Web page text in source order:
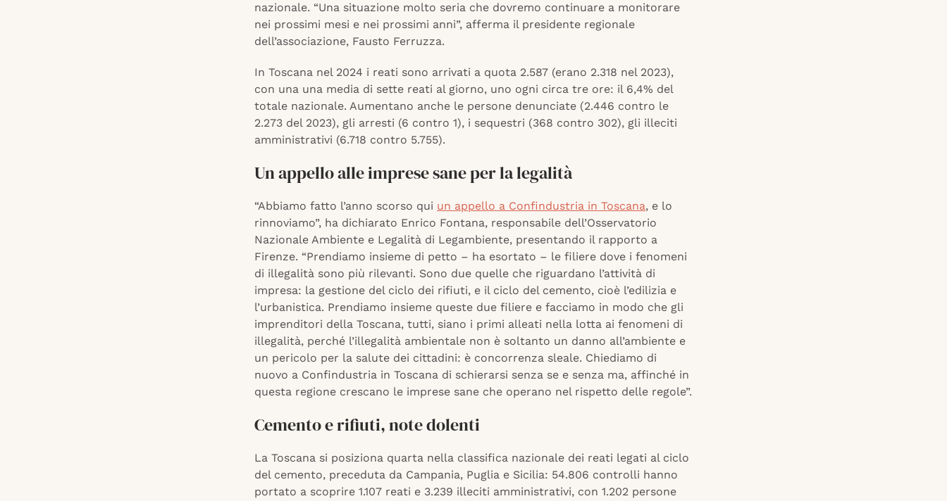
nazionale. “Una situazione molto seria che dovremo continuare a monitorare
nei prossimi mesi e nei prossimi anni”, afferma il presidente regionale
dell’associazione, Fausto Ferruzza.
In Toscana nel 2024 i reati sono arrivati a quota 2.587 (erano 2.318 nel 2023),
con una una media di sette reati al giorno, uno ogni circa tre ore: il 6,4% del
totale nazionale. Aumentano anche le persone denunciate (2.446 contro le
2.273 del 2023), gli arresti (6 contro 1), i sequestri (368 contro 302), gli illeciti
amministrativi (6.718 contro 5.755).
Un appello alle imprese sane per la legalità
“Abbiamo fatto l’anno scorso qui un appello a Confindustria in Toscana, e lo
rinnoviamo”, ha dichiarato Enrico Fontana, responsabile dell’Osservatorio
Nazionale Ambiente e Legalità di Legambiente, presentando il rapporto a
Firenze. “Prendiamo insieme di petto – ha esortato – le filiere dove i fenomeni
di illegalità sono più rilevanti. Sono due quelle che riguardano l’attività di
impresa: la gestione del ciclo dei rifiuti, e il ciclo del cemento, cioè l’edilizia e
l’urbanistica. Prendiamo insieme queste due filiere e facciamo in modo che gli
imprenditori della Toscana, tutti, siano i primi alleati nella lotta ai fenomeni di
illegalità, perché l’illegalità ambientale non è soltanto un danno all’ambiente e
un pericolo per la salute dei cittadini: è concorrenza sleale. Chiediamo di
nuovo a Confindustria in Toscana di schierarsi senza se e senza ma, affinché in
questa regione crescano le imprese sane che operano nel rispetto delle regole”.
Cemento e rifiuti, note dolenti
La Toscana si posiziona quarta nella classifica nazionale dei reati legati al ciclo
del cemento, preceduta da Campania, Puglia e Sicilia: 54.806 controlli hanno
portato a scoprire 1.107 reati e 3.239 illeciti amministrativi, con 1.202 persone